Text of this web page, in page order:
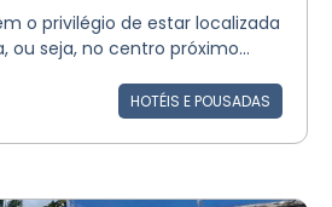
o privilégio de estar localizada
ou seja, no centro próximo...
HOTÉIS E POUSADAS